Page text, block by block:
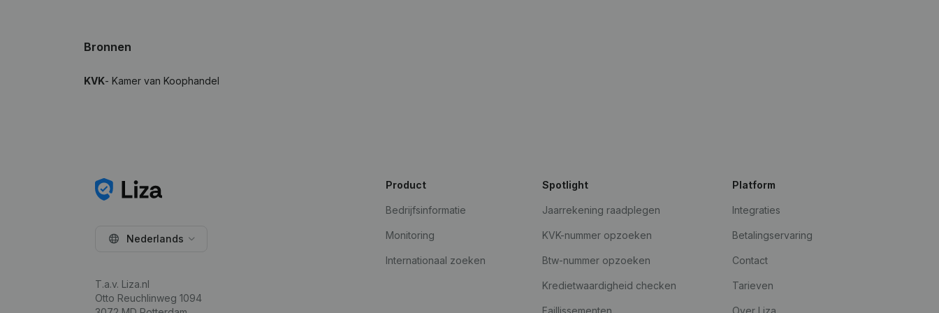
Bronnen
KVK- Kamer van Koophandel
Nederlands
T.a.v. Liza.nl
Otto Reuchlinweg 1094
Product
Bedrijfsinformatie
Monitoring
Internationaal zoeken
Spotlight
Jaarrekening raadplegen
KVK-nummer opzoeken
Btw-nummer opzoeken
Kredietwaardigheid checken
Faillissementen
Platform
Integraties
Betalingservaring
Contact
Tarieven
Over Liza